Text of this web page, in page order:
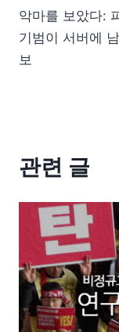
악마를 보았다:
기범이 서버에
보
관련 글